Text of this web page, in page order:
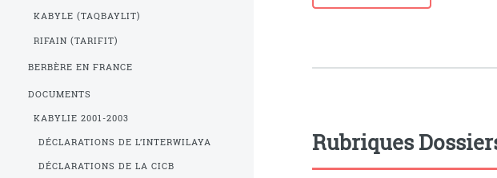
Rubriques
KABYLE (TAQBAYLIT)
RIFAIN (TARIFIT)
BERBÈRE EN FRANCE
DOCUMENTS
KABYLIE 2001-2003
DÉCLARATIONS DE L’INTERWILAYA
DÉCLARATIONS DE LA CICB